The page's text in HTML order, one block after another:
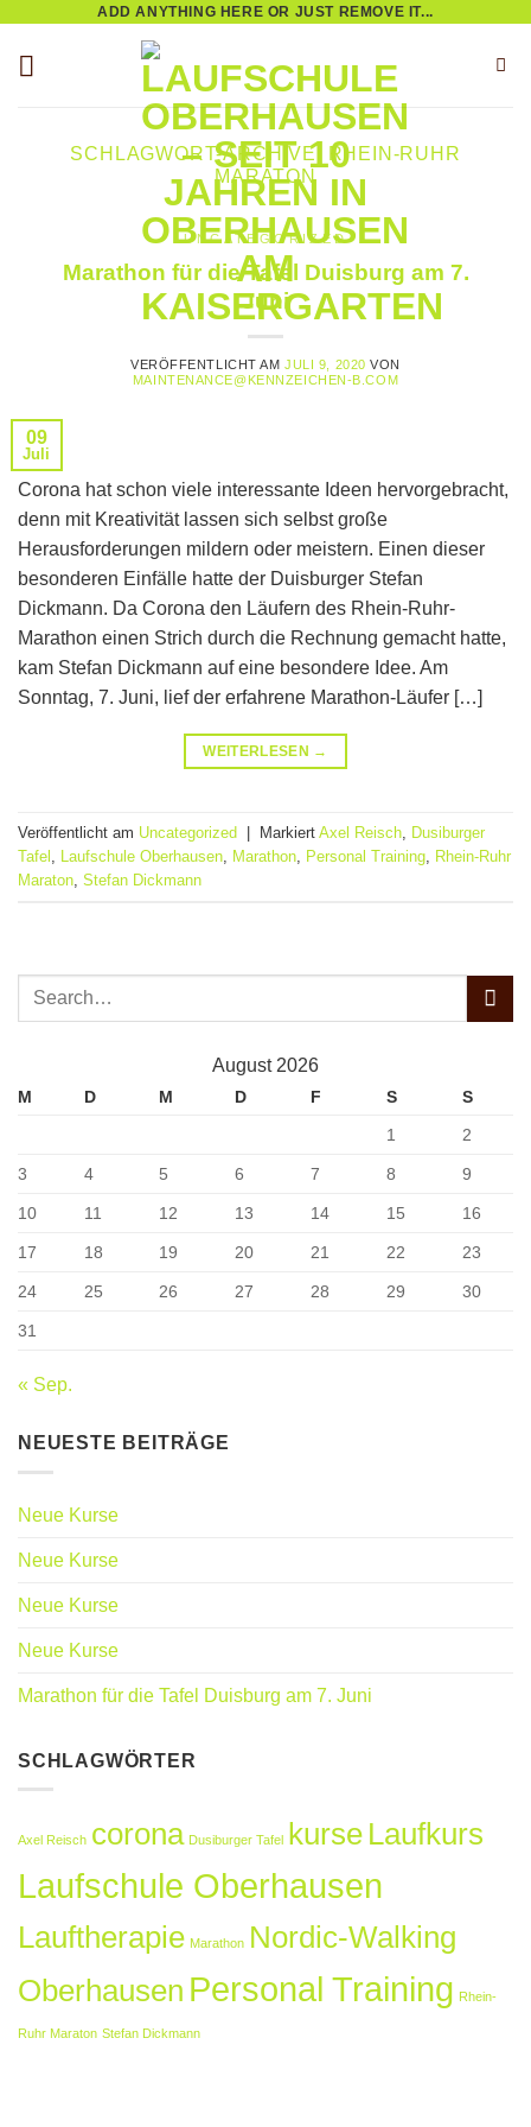
springen
ADD ANYTHING HERE OR JUST REMOVE IT...
SCHLAGWORT-ARCHIVE:
RHEIN-RUHR
MARATON
UNCATEGORIZED
Marathon für die Tafel Duisburg am 7.
Juni
VERÖFFENTLICHT AMJULI 9, 2020 VON
MAINTENANCE@KENNZEICHEN-B.COM
09
Juli
Corona hat schon viele interessante Ideen hervorgebracht,
denn mit Kreativität lassen sich selbst große
Herausforderungen mildern oder meistern. Einen dieser
besonderen Einfälle hatte der Duisburger Stefan
Dickmann. Da Corona den Läufern des Rhein-Ruhr-
Marathon einen Strich durch die Rechnung gemacht hatte,
kam Stefan Dickmann auf eine besondere Idee. Am
Sonntag, 7. Juni, lief der erfahrene Marathon-Läufer […]
WEITERLESEN →
Veröffentlicht am Uncategorized | Markiert Axel Reisch Dusiburger
Tafel
Laufschule Oberhausen Marathon Personal Training Rhein-Ruhr
Maraton Stefan Dickmann
August 2026
M D M D F S
S
1
2
3 4 5 6 7 8 9
10 11 12 13 14 15 16
17 18 19 20 21 22 23
24 25 26 27 28 29 30
31
« Sep.
NEUESTE BEITRÄGE
Neue Kurse
Neue Kurse
Neue Kurse
Neue Kurse
Marathon für die Tafel Duisburg am 7. Juni
SCHLAGWÖRTER
Axel Reisch corona Dusiburger Tafel kurse Laufkurs
Laufschule Oberhausen
Lauftherapie Marathon Nordic-Walking
Oberhausen Personal Training Rhein-
Ruhr Maraton Stefan Dickmann